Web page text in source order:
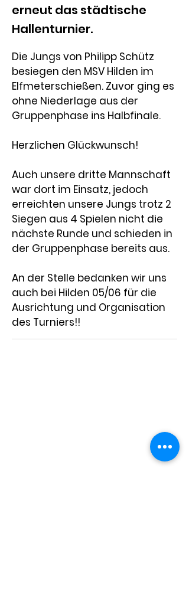
erneut das städtische
Hallenturnier.
Die Jungs von Philipp Schütz
besiegen den MSV Hilden im
Elfmeterschießen. Zuvor ging es
ohne Niederlage aus der
Gruppenphase ins Halbfinale.
Herzlichen Glückwunsch!
Auch unsere dritte Mannschaft
war dort im Einsatz, jedoch
erreichten unsere Jungs trotz 2
Siegen aus 4 Spielen nicht die
nächste Runde und schieden in
der Gruppenphase bereits aus.
An der Stelle bedanken wir uns
auch bei Hilden 05/06 für die
Ausrichtung und Organisation
des Turniers!!